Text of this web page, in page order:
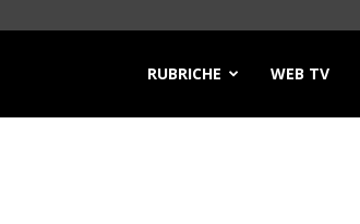
RUBRICHE WEB TV